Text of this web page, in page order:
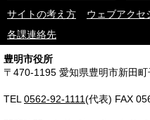
サイトの考え方
ウェブアクセ
各課連絡先
豊明市役所
〒470-1195 愛知県豊明市新田町
TEL 0562-92-1111(代表) FAX